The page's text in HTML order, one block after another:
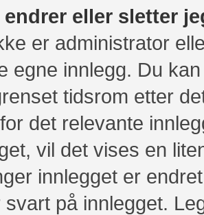
endrer eller sletter
er administrator
egne innlegg. Du
tidsrom etter
det relevante
vil det vises en
innlegget er
svart på innlegget.